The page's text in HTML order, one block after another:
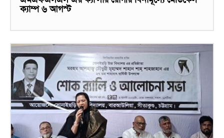
ক্যাম্প ৬ আগস্ট